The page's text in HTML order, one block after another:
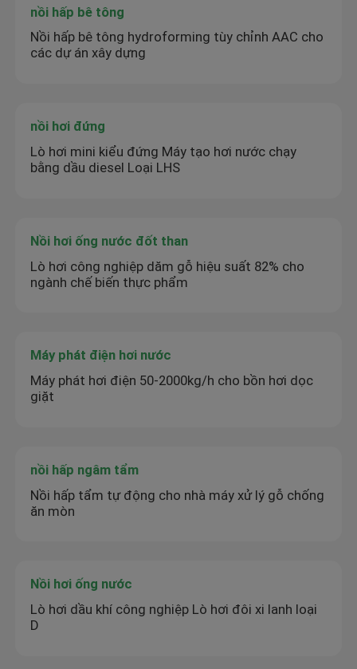
nồi hấp bê tông
Nồi hấp bê tông hydroforming tùy chỉnh AAC cho
các dự án xây dựng
nồi hơi đứng
Lò hơi mini kiểu đứng Máy tạo hơi nước chạy
bằng dầu diesel Loại LHS
Nồi hơi ống nước đốt than
Lò hơi công nghiệp dăm gỗ hiệu suất 82% cho
ngành chế biến thực phẩm
Máy phát điện hơi nước
Máy phát hơi điện 50-2000kg/h cho bồn hơi dọc
giặt
nồi hấp ngâm tẩm
Nồi hấp tẩm tự động cho nhà máy xử lý gỗ chống
ăn mòn
Nồi hơi ống nước
Lò hơi dầu khí công nghiệp Lò hơi đôi xi lanh loại
D